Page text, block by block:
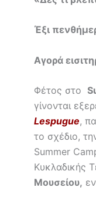
Έξι
Αγορά
Φέτος στο
γίνονται
Lespugue,
το σχέδιο,
Summer
Κυκλαδικής
Μουσείου,